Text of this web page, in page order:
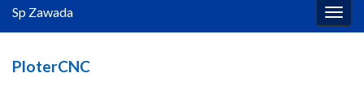
Sp Zawada
PloterCNC